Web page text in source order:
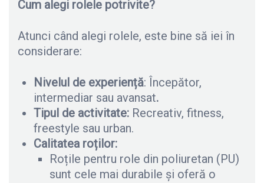
Cum alegi rolele potrivite?
Atunci când alegi rolele, este bine să iei în
considerare:
Nivelul de experiență: Începător,
intermediar sau avansat.
Tipul de activitate: Recreativ, fitness,
freestyle sau urban.
Calitatea roților:
Roțile pentru role din poliuretan (PU)
sunt cele mai durabile și oferă o